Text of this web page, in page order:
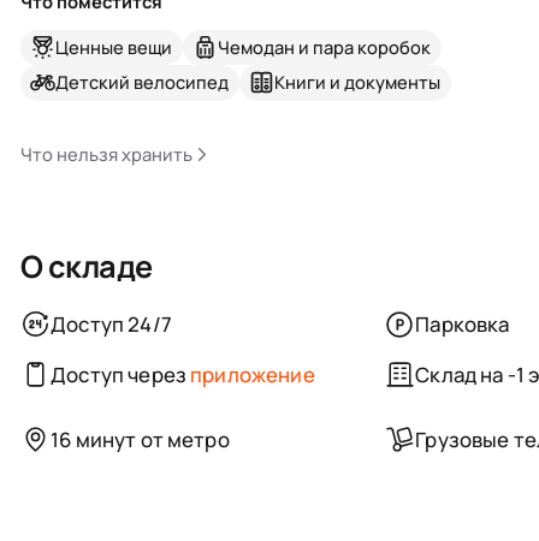
Ценные вещи
Чемодан и пара коробок
Детский велосипед
Книги и документы
Что нельзя хранить
О складе
Доступ 24/7
Парковка
Доступ через приложение Склад на -1
16 минут от метро Грузовые